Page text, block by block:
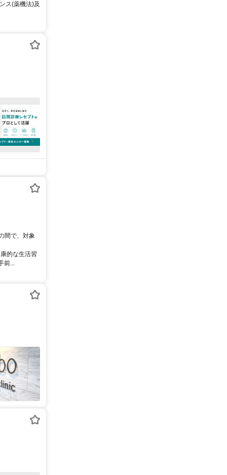
ス(薬機法)及
間で、対象
的な生活習
前...